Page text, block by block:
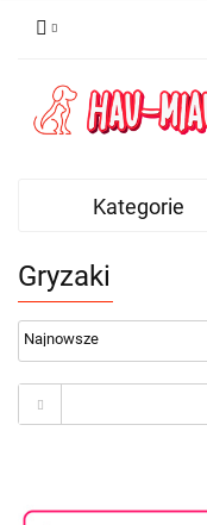
Kategorie
Gryzaki